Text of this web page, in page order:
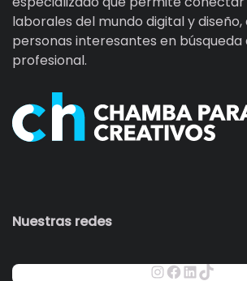
laborales del mundo digital y diseño,
personas interesantes en búsqueda
profesional.
Nuestras redes